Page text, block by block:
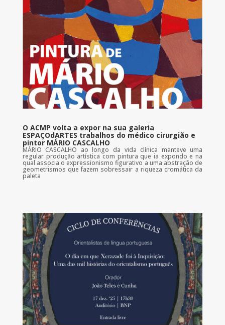
O ACMP volta a expor na sua galeria
ESPAÇOdARTES trabalhos do médico cirurgião e
pintor MÁRIO CASCALHO
MÁRIO CASCALHO ao longo da vida clínica manteve uma
regular produção artística com pintura que ia expondo e na
qual associa o expressionismo figurativo a uma abstração de
geometrismos que fazem sobressair a riqueza cromática da
paleta